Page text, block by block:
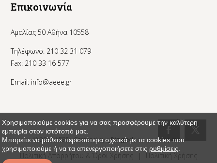
Επικοινωνία
Αμαλίας 50 Αθήνα 10558
Τηλέφωνο: 210 32 31 079
Fax: 210 33 16 577
Email: info@aeee.gr
© 2024 AEEE - Created by:_Pinged
Πολιτική Απορρήτου & Όροι Χρήσης |
Πολιτική Χρήσης
Χρησιμοποιούμε cookies για να σας προσφέρουμε την καλύτερη
εμπειρία στον ιστότοπό μας.
Μπορείτε να μάθετε περισσότερα σχετικά με τα cookies που
χρησιμοποιούμε ή να τα απενεργοποιήσετε στις ρυθμίσεις